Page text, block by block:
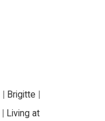
| Brigitte |
| Living at